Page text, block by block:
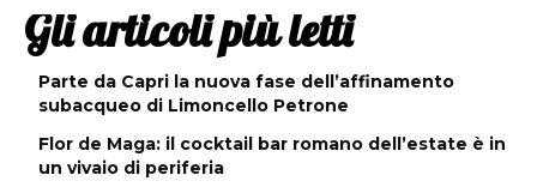
Gli articoli più letti
Parte da Capri la nuova fase dell’affinamento
subacqueo di Limoncello Petrone
Flor de Maga: il cocktail bar romano dell’estate è in
un vivaio di periferia